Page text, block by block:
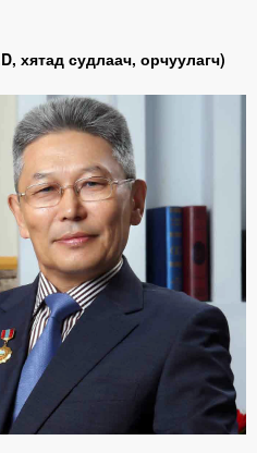
хятад судлаач, орчуулагч)